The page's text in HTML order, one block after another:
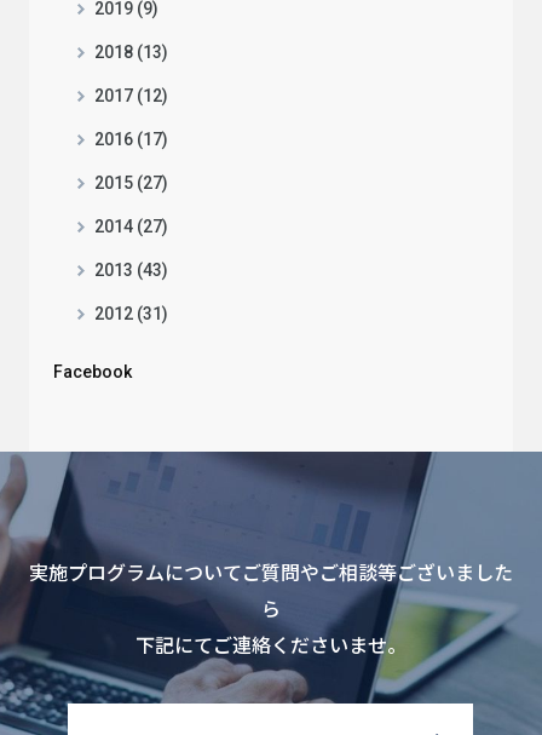
2019 (9)
2018 (13)
2017 (12)
2016 (17)
2015 (27)
2014 (27)
2013 (43)
2012 (31)
Facebook
実施プログラムについてご質問やご相談等ございました
ら
下記にてご連絡くださいませ。